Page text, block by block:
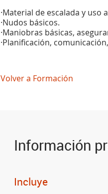
·Material de escalada y uso
·Nudos básicos.
·Maniobras básicas,
·Planificación,
Volver a Formación
Información
Incluye